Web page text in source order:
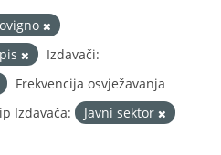
Izdavači:
Frekvencija osvježavanja
Izdavača:
Javni sektor